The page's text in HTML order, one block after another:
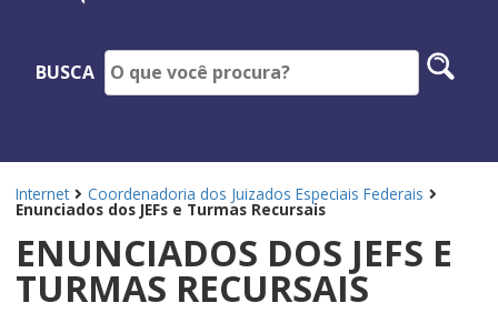
BUSCA
Internet Coordenadoria dos Juizados Especiais Federais
Enunciados dos JEFs e Turmas Recursais
ENUNCIADOS DOS JEFS E
TURMAS RECURSAIS